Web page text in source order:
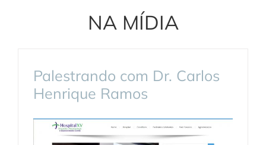
NA MÍDIA
Palestrando com Dr. Carlos
Henrique Ramos